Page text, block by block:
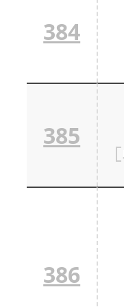
384
385
386